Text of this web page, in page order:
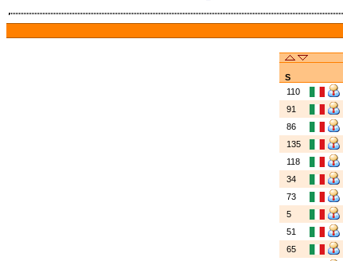
S
110
91
86
135
118
34
73
5
51
65